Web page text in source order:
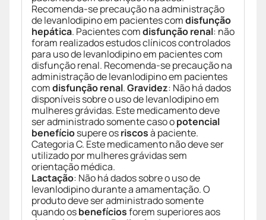
Recomenda-se precaução na administração
de levanlodipino em pacientes comdisfunção
hepática. Pacientes comdisfunção renal: não
foram realizados estudos clínicos controlados
para uso de levanlodipino em pacientes com
disfunção renal. Recomenda-se precaução na
administração de levanlodipino em pacientes
comdisfunção renal.Gravidez: Não há dados
disponíveis sobre o uso de levanlodipino em
mulheres grávidas. Este medicamento deve
ser administrado somente caso opotencial
benefíciosupere osriscosà paciente.
Categoria C. Este medicamento não deve ser
utilizado por mulheres grávidas sem
orientação médica.
Lactação: Não há dados sobre o uso de
levanlodipino durante a amamentação. O
produto deve ser administrado somente
quando osbenefíciosforem superiores aos